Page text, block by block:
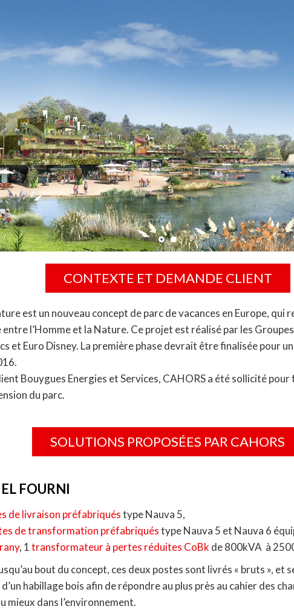
CONTEXTE ET DEMANDE CLIENT
est un nouveau concept de parc de vacances en Europe, qui
entre l’Homme et la Nature. Ce projet est réalisé par les
et Euro Disney. La première phase devrait être finalisée pour
Bouygues Energies et Services, CAHORS a été sollicité
du parc.
SOLUTIONS PROPOSÉES PAR CAHORS
FOURNI
de livraison préfabriquéstype Nauva 5,
de transformation préfabriquéstype Nauva 5 et Nauva 6
, 1transformateur à pertes réduites CoBk de 800kVA à
bout du concept, ces deux postes sont livrés « bruts », et
habillage bois afin de répondre au plus près au cahier des
mieux dans l’environnement.